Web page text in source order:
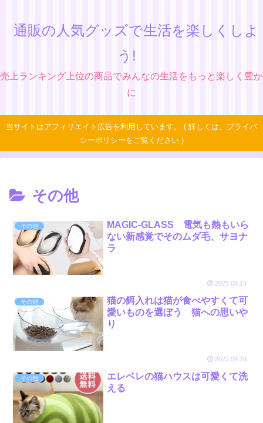
通販の人気グッズで生活を楽しくしよ
う!
売上ランキング上位の商品でみんなの生活をもっと楽しく豊か
に
当サイトはアフィリエイト広告を利用しています。 ( 詳しくは、プライバ
シーポリシーをご覧ください )
その他
その他
MAGIC-GLASS 電気も熱もいら
ない新感覚でそのムダ毛、サヨナ
ラ
2025.08.13
その他
猫の餌入れは猫が食べやすくて可
愛いものを選ぼう 猫への思いや
り
2022.09.19
その他
エレベレの猫ハウスは可愛くて洗
える